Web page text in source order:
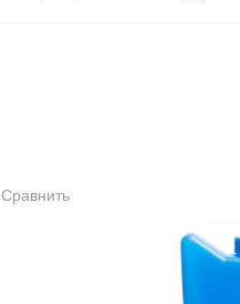
Сравнить